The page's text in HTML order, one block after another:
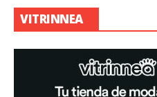
VITRINNEA